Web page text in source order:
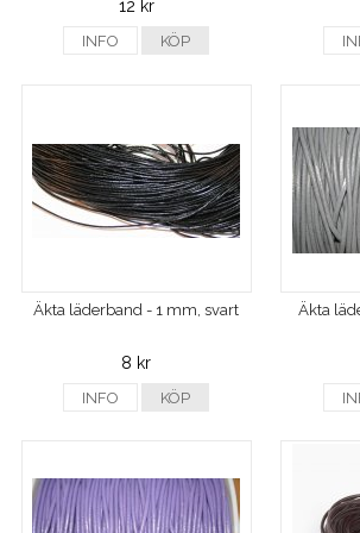
12 kr
INFO KÖP
Äkta läderband - 1 mm, svart
8 kr
INFO KÖP
Äkta